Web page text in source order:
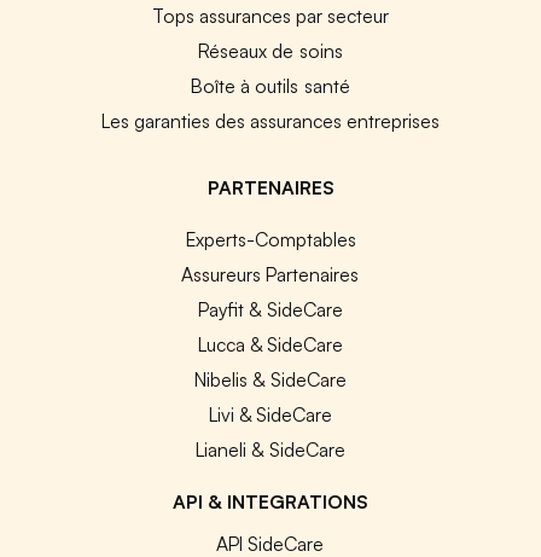
Tops assurances par secteur
Réseaux de soins
Boîte à outils santé
Les garanties des assurances entreprises
PARTENAIRES
Experts-Comptables
Assureurs Partenaires
Payfit & SideCare
Lucca & SideCare
Nibelis & SideCare
Livi & SideCare
Lianeli & SideCare
API & INTEGRATIONS
API SideCare